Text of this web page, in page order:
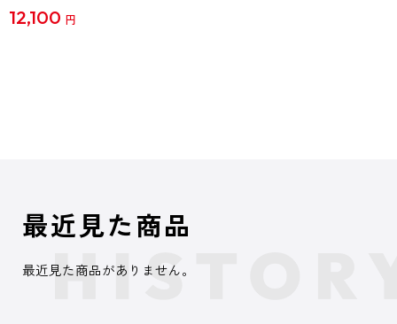
12,100 円
最近見た商品
最近見た商品がありません。